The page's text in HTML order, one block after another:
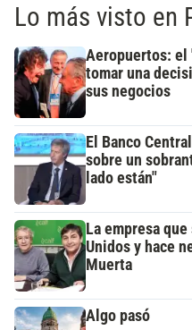
Lo más visto en
Aeropuertos: el
tomar una
sus negocios
El Banco
sobre un
lado están"
La empresa
Unidos y hace
Muerta
Algo pasó